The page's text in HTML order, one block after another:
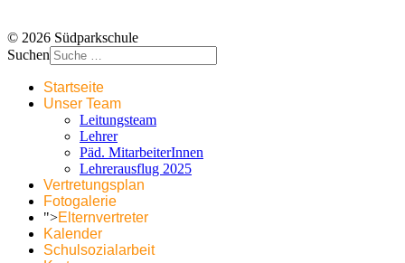
© 2026 Südparkschule
Suchen
Startseite
Unser Team
Leitungsteam
Lehrer
Päd. MitarbeiterInnen
Lehrerausflug 2025
Vertretungsplan
Fotogalerie
">Elternvertreter
Kalender
Schulsozialarbeit